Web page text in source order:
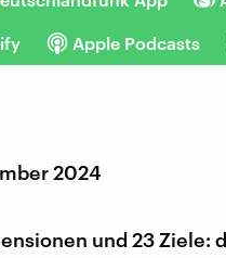
Apple Podcasts
2024
und 23 Ziele: